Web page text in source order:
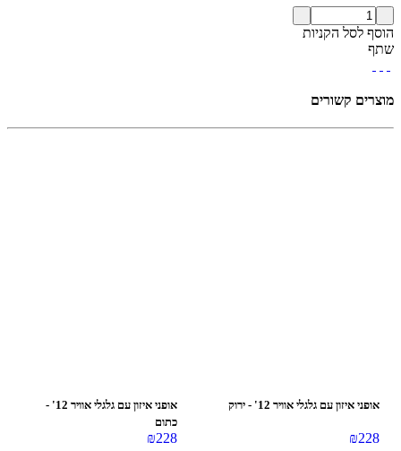
הוסף לסל הקניות
שתף
מוצרים קשורים
אופני איזון עם גלגלי אוויר 12' - ירוק
₪228
אופני איזון עם גלגלי אוויר 12' -
כתום
₪228